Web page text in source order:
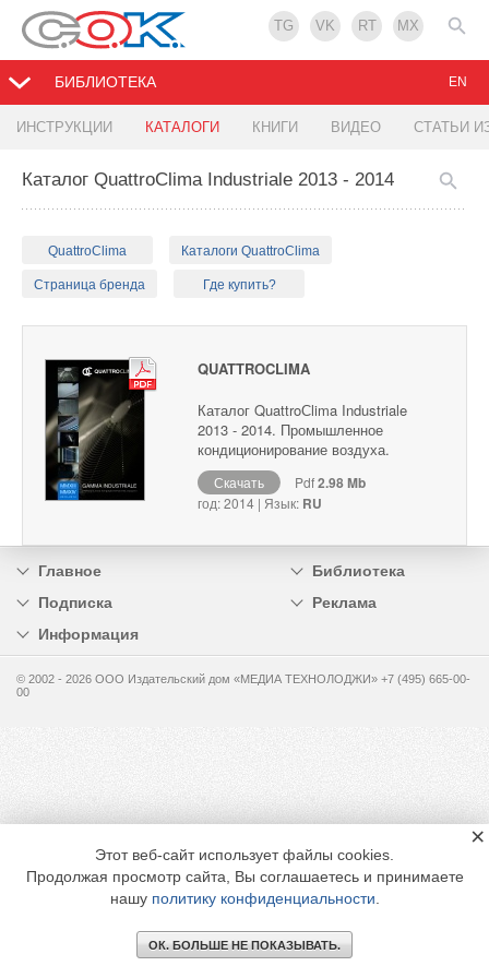
TG VK RT MX
БИБЛИОТЕКА
ИНСТРУКЦИИ КАТАЛОГИ КНИГИ ВИДЕО СТАТЬИ
EN
Каталог QuattroСlima Industriale 2013 - 2014
QuattroClima Каталоги QuattroClima
Страница бренда Где купить?
QUATTROCLIMA
Каталог QuattroСlima Industriale
2013 - 2014. Промышленное
кондиционирование воздуха.
Скачать Pdf2.98 Mb
год: 2014 | Язык: RU
Главное
Библиотека
Подписка
Реклама
Информация
© 2002 - 2026 OOO Издательский дом «МЕДИА ТЕХНОЛОДЖИ» +7 (495) 665-00-
00
Этот веб-сайт использует файлы cookies.
Продолжая просмотр сайта, Вы соглашаетесь и принимаете
нашу политику конфиденциальности
ОК. БОЛЬШЕ НЕ ПОКАЗЫВАТЬ.
×